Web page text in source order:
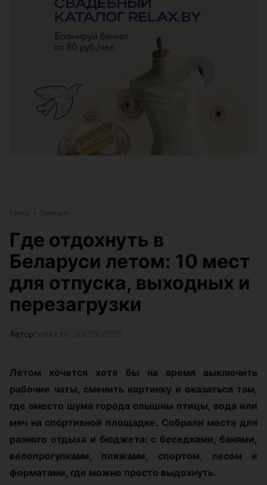
Город • Тема дня
Где отдохнуть в
Беларуси летом: 10 мест
для отпуска, выходных и
перезагрузки
Автор:
Летом хочется хотя бы на время выключить
рабочие чаты, сменить картинку и оказаться там,
где вместо шума города слышны птицы, вода или
мяч на спортивной площадке. Собрали места для
разного отдыха и бюджета: с беседками, банями,
велопрогулками, пляжами, спортом, лесом и
форматами, где можно просто выдохнуть.